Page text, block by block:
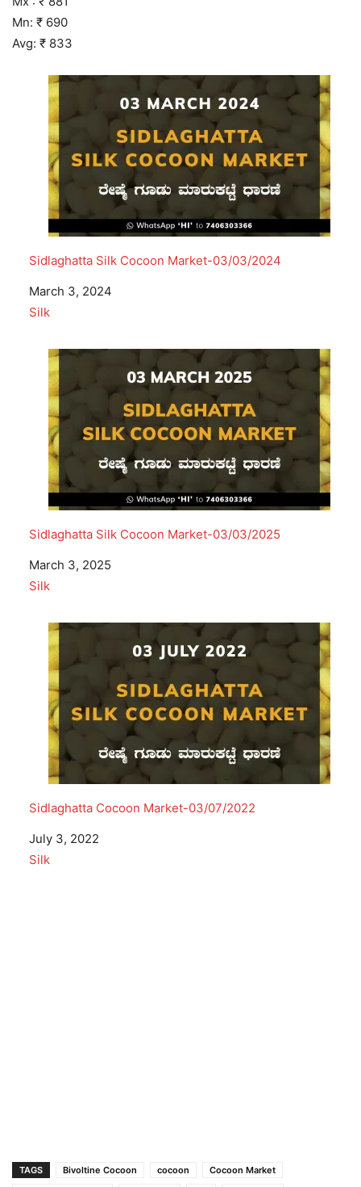
Mn: ₹ 690
Avg: ₹ 833
Sidlaghatta Silk Cocoon Market-03/03/2024
Date
March 3, 2024
In relation to
Silk
Sidlaghatta Silk Cocoon Market-03/03/2025
Date
March 3, 2025
In relation to
Silk
Sidlaghatta Cocoon Market-03/07/2022
Date
July 3, 2022
In relation to
Silk
TAGS Bivoltine Cocoon cocoon
Cocoon Market